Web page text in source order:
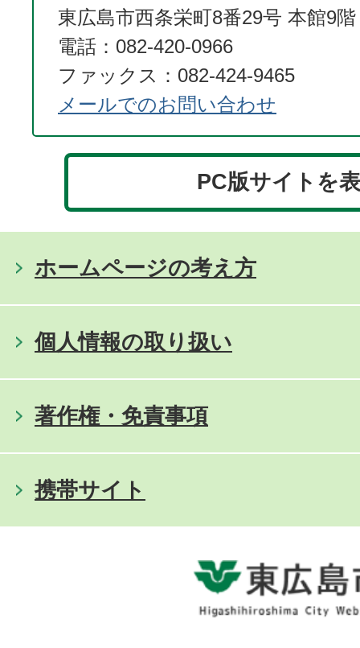
東広島市西条栄町8番29号 本館9階
電話：082-420-0966
ファックス：082-424-9465
メールでのお問い合わせ
PC版サイトを
ホームページの考え方
個人情報の取り扱い
著作権・免責事項
携帯サイト